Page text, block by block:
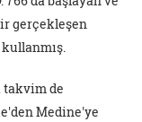
gerçekleşen
de
Medine'ye